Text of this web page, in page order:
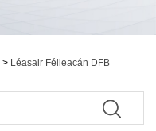
> Léasair Féileacán DFB